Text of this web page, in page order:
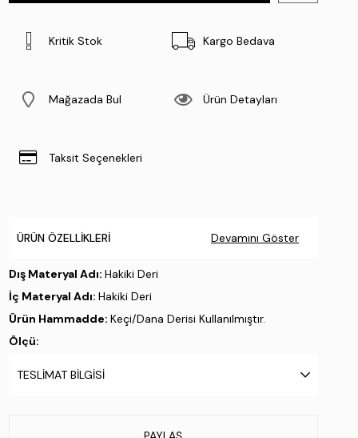
Kritik Stok Kargo Bedava
Mağazada Bul Ürün Detayları
Taksit Seçenekleri
ÜRÜN ÖZELLIKLERI Devamını Göster
Dış Materyal Adı: Hakiki Deri
İç Materyal Adı: Hakiki Deri
Ürün Hammadde: Keçi/Dana Derisi Kullanılmıştır.
Ölçü:
TESLIMAT BILGISI